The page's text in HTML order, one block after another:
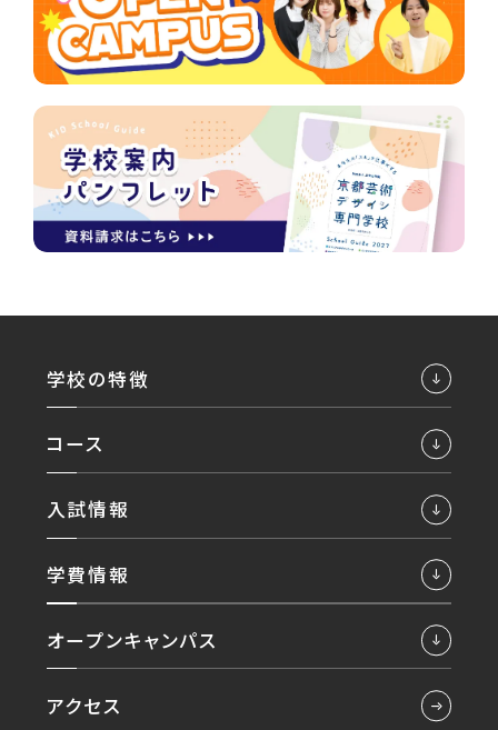
学校の特徴
コース
入試情報
学費情報
オープンキャンパス
アクセス